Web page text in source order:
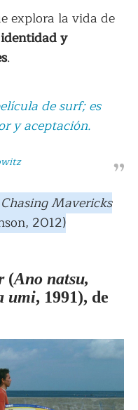
explora la vida de
y
.
de surf; es
y aceptación.
Chasing Mavericks
2012)
(Ano natsu,
umi, 1991), de